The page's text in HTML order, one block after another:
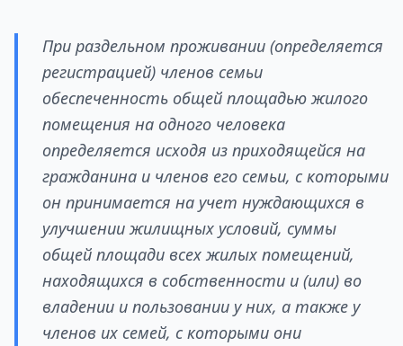
При раздельном проживании (определяется
регистрацией) членов семьи
обеспеченность общей площадью жилого
помещения на одного человека
определяется исходя из приходящейся на
гражданина и членов его семьи, с которыми
он принимается на учет нуждающихся в
улучшении жилищных условий, суммы
общей площади всех жилых помещений,
находящихся в собственности и (или) во
владении и пользовании у них, а также у
членов их семей, с которыми они